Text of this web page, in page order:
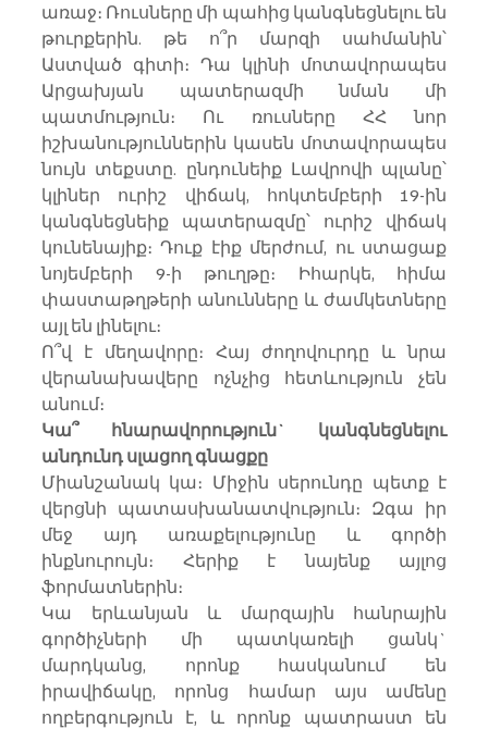
առաջ։ Ռուսները մի պահից կանգնեցնելու են
թուրքերին. թե ո՞ր մարզի սահմանին՝
Աստված գիտի։ Դա կլինի մոտավորապես
Արցախյան պատերազմի նման մի
պատմություն։ Ու ռուսները ՀՀ նոր
իշխանություններին կասեն մոտավորապես
նույն տեքստը. ընդունեիք Լավրովի պլանը՝
կլիներ ուրիշ վիճակ, հոկտեմբերի 19-ին
կանգնեցնեիք պատերազմը՝ ուրիշ վիճակ
կունենայիք։ Դուք էիք մերժում, ու ստացաք
նոյեմբերի 9-ի թուղթը։ Իհարկե, հիմա
փաստաթղթերի անունները և ժամկետները
այլ են լինելու։
Ո՞վ է մեղավորը։ Հայ ժողովուրդը և նրա
վերանախավերը ոչնչից հետևություն չեն
անում։
Կա՞ հնարավորություն` կանգնեցնելու
անդունդ սլացող գնացքը
Միանշանակ կա։ Միջին սերունդը պետք է
վերցնի պատասխանատվություն։ Զգա իր
մեջ այդ առաքելությունը և գործի
ինքնուրույն։ Հերիք է նայենք այլոց
ֆորմատներին։
Կա երևանյան և մարզային հանրային
գործիչների մի պատկառելի ցանկ`
մարդկանց, որոնք հասկանում են
իրավիճակը, որոնց համար այս ամենը
ողբերգություն է, և որոնք պատրաստ են